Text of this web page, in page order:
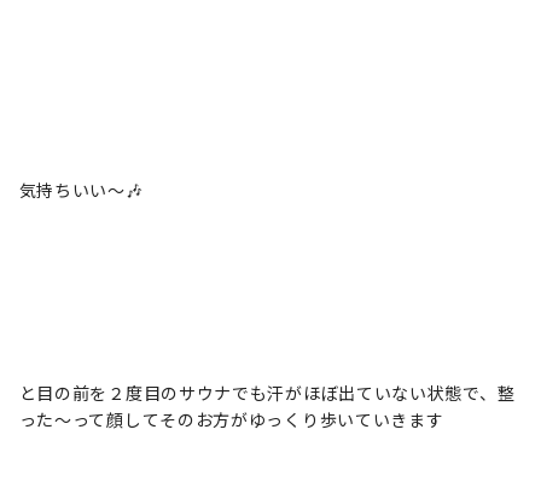
気持ちいい～🎶
と目の前を２度目のサウナでも汗がほぼ出ていない状態で、整
った～って顔してそのお方がゆっくり歩いていきます